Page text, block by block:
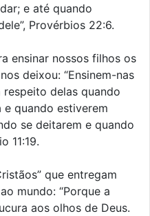
e até quando
Provérbios 22:6.
ensinar nossos filhos os
deixou: “Ensinem-nas
delas quando
e quando estiverem
se deitarem e quando
11:19.
que entregam
mundo: “Porque a
aos olhos de Deus.